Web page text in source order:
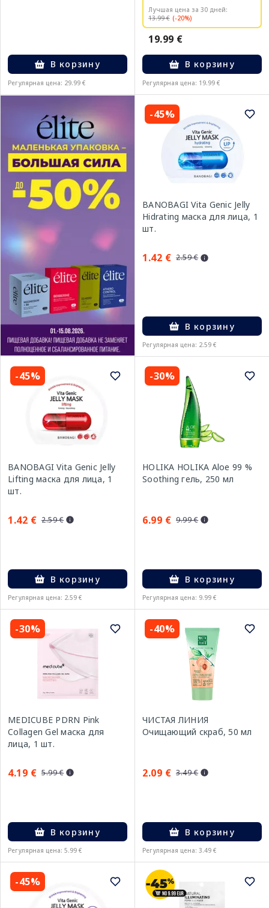
В корзину
Регулярная цена: 29.99 €
Лучшая цена за 30 дней:
13.99 € (-20%)
19.99 €
В корзину
Регулярная цена: 19.99 €
-45%
BANOBAGI Vita Genic Jelly
Hidrating маска для лица, 1
шт.
1.42 € 2.59 €
В корзину
Регулярная цена: 2.59 €
-45%
BANOBAGI Vita Genic Jelly
Lifting маска для лица, 1
шт.
1.42 € 2.59 €
В корзину
Регулярная цена: 2.59 €
-30%
HOLIKA HOLIKA Aloe 99 %
Soothing гель, 250 мл
6.99 € 9.99 €
В корзину
Регулярная цена: 9.99 €
-30%
MEDICUBE PDRN Pink
Collagen Gel маска для
лица, 1 шт.
4.19 € 5.99 €
В корзину
Регулярная цена: 5.99 €
-40%
ЧИСТАЯ ЛИНИЯ
Очищающий скраб, 50 мл
2.09 € 3.49 €
В корзину
Регулярная цена: 3.49 €
-45%